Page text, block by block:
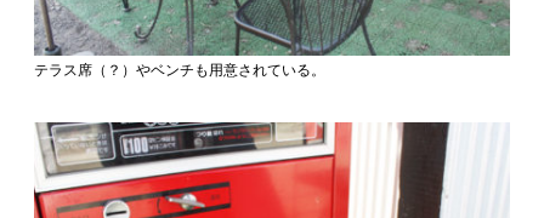
テラス席（？）やベンチも用意されている。